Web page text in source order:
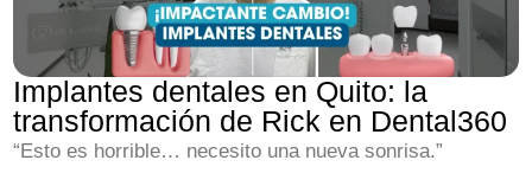
Implantes dentales en Quito: la
transformación de Rick en Dental360
“Esto es horrible… necesito una nueva sonrisa.”